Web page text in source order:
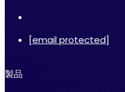
[email protected]
製品